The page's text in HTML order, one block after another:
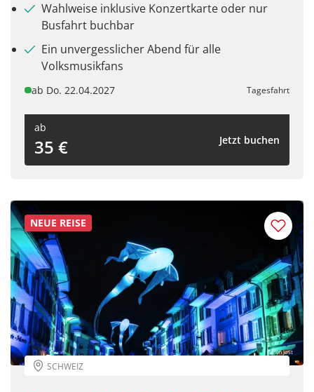
WhatsApp
Telegram
Link kopieren
Wahlweise inklusive Konzertkarte oder nur
Busfahrt buchbar
Ein unvergesslicher Abend für alle
Volksmusikfans
ab Do. 22.04.2027 Tagesfahrt
ab
35 € Jetzt buchen
NEUE REISE
Carim Jost
SCHWEIZ